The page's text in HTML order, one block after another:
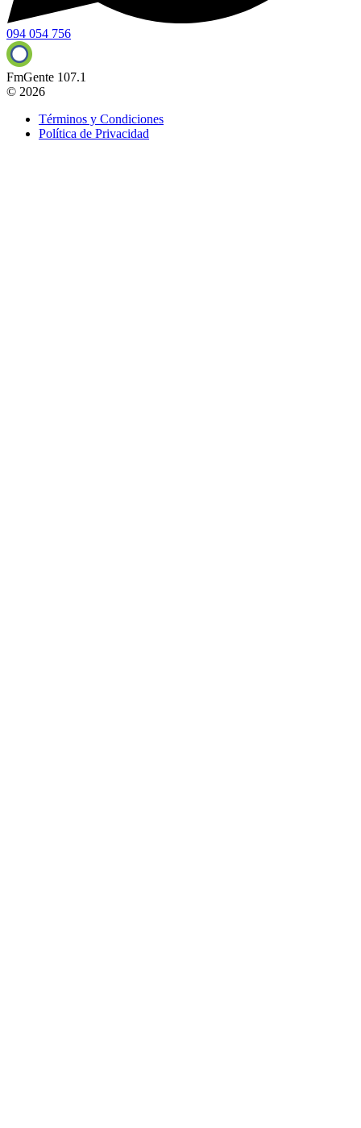
094 054 756
FmGente 107.1
© 2026
Términos y Condiciones
Política de Privacidad